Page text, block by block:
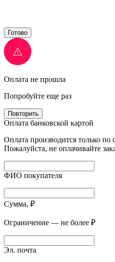
Готово
Оплата не прошла
Попробуйте еще раз
Повторить
Оплата банковской картой
Оплата производится только
Пожалуйста, не оплачивайте
ФИО покупателя
Сумма, ₽
Ограничение — не более ₽
Эл. почта